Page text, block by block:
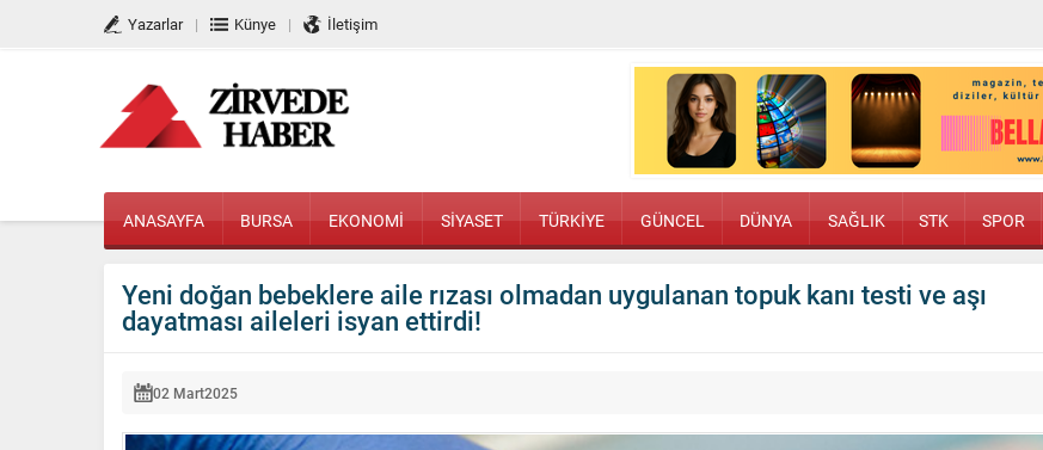
Yazarlar Künye İletişim
ANASAYFA BURSA EKONOMİ SİYASET TÜRKİYE GÜNCEL DÜNYA SAĞLIK STK SPOR
Yeni doğan bebeklere aile rızası olmadan uygulanan topuk kanı testi ve aşı
dayatması aileleri isyan ettirdi!
02 Mart2025